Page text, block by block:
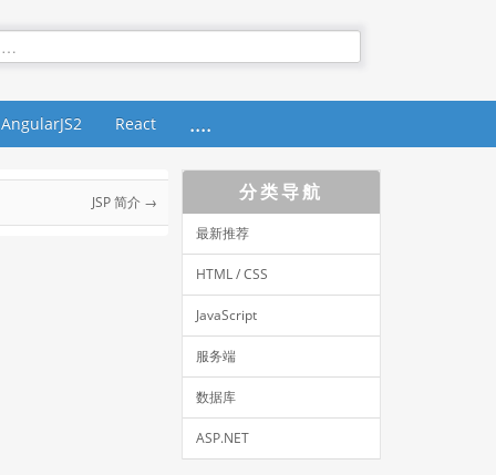
AngularJS2 React ....
JSP 简介 →
分类导航
最新推荐
HTML / CSS
JavaScript
服务端
数据库
ASP.NET